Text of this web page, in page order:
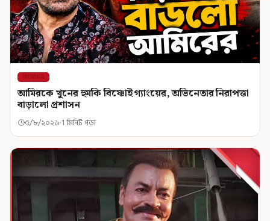
বিনোদন
আমিরকে খুনের হুমকি বিষ্ণোই গ্যাংয়ের, অভিনেতার নিরাপত্তা
বাড়ালো প্রশাসন
৫/৮/২০২৬ 1 মিনিট পড়া